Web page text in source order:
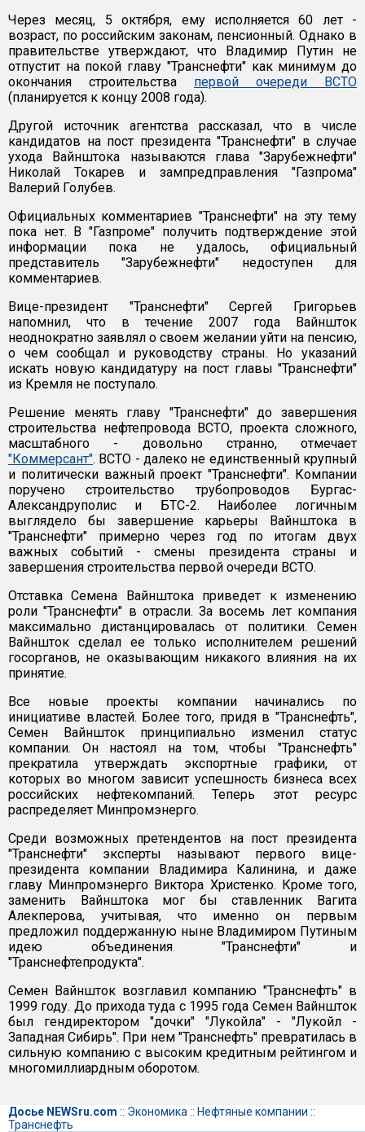
Через месяц, 5 октября, ему исполняется 60 лет -
возраст, по российским законам, пенсионный. Однако в
правительстве утверждают, что Владимир Путин не
отпустит на покой главу "Транс­нефти" как минимум до
окончания строительства первой очереди ВСТО
(планируется к концу 2008 года).
Другой источник агентства рассказал, что в числе
кандидатов на пост президента "Транснефти" в случае
ухода Вайнштока называются глава "Зарубежнефти"
Николай Токарев и зампредправления "Газпрома"
Валерий Голубев.
Официальных комментариев "Транснефти" на эту тему
пока нет. В "Газпроме" получить подтверждение этой
информации пока не удалось, официальный
представитель "Зарубежнефти" недоступен для
комментариев.
Вице-президент "Транснефти" Сергей Григорьев
напомнил, что в течение 2007 года Вайншток
неоднократно заявлял о своем желании уйти на пенсию,
о чем сообщал и руководству страны. Но указаний
искать новую кандидатуру на пост главы "Транснефти"
из Кремля не поступало.
Решение менять главу "Транснефти" до завершения
строительства нефтепровода ВСТО, проекта сложного,
масштабного - довольно странно, отмечает
"Коммерсант". ВСТО - далеко не единственный крупный
и политически важный проект "Транснефти". Компании
поручено строительство трубопроводов Бургас-
Александруполис и БТС-2. Наиболее логичным
выглядело бы завершение карьеры Вайнштока в
"Транснефти" примерно через год по итогам двух
важных событий - смены президента страны и
завершения строительства первой очереди ВСТО.
Отставка Семена Вайнштока приведет к изменению
роли "Транснефти" в отрасли. За восемь лет компания
максимально дистанцировалась от политики. Семен
Вайншток сделал ее только исполнителем решений
госорганов, не оказывающим никакого влияния на их
принятие.
Все новые проекты компании начинались по
инициативе властей. Более того, придя в "Транснефть",
Семен Вайншток принципиально изменил статус
компании. Он настоял на том, чтобы "Транснефть"
прекратила утверждать экспортные графики, от
которых во многом зависит успешность бизнеса всех
российских нефтекомпаний. Теперь этот ресурс
распределяет Минпромэнерго.
Среди возможных претендентов на пост президента
"Транснефти" эксперты называют первого вице-
президента компании Владимира Калинина, и даже
главу Мин­промэнерго Виктора Христенко. Кроме того,
заменить Вайнштока мог бы ставленник Вагита
Алекперова, учитывая, что именно он первым
предложил поддержанную ныне Владимиром Путиным
идею объединения "Транс­нефти" и
"Транснефтепродукта".
Семен Вайншток возглавил компанию "Транснефть" в
1999 году. До прихода туда с 1995 года Семен Вайншток
был гендиректором "дочки" "Лукойла" - "Лукойл -
Западная Сибирь". При нем "Транснефть" превратилась в
сильную компанию с высоким кредитным рейтингом и
многомиллиардным оборотом.
Досье NEWSru.com :: Экономика :: Нефтяные компании ::
Транснефть